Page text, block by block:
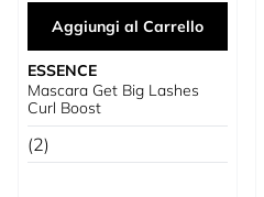
Aggiungi al Carrello
ESSENCE
Mascara Get Big Lashes
Curl Boost
(2)